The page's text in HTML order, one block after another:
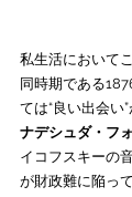
私生活において
同時期である
ては“良い出会い
ナデシュダ・フ
イコフスキーの
が財政難に陥っ